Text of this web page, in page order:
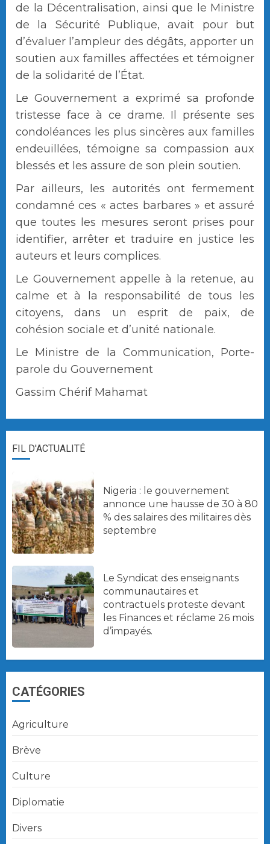
de la Décentralisation, ainsi que le Ministre
de la Sécurité Publique, avait pour but
d’évaluer l’ampleur des dégâts, apporter un
soutien aux familles affectées et témoigner
de la solidarité de l’État.
Le Gouvernement a exprimé sa profonde
tristesse face à ce drame. Il présente ses
condoléances les plus sincères aux familles
endeuillées, témoigne sa compassion aux
blessés et les assure de son plein soutien.
Par ailleurs, les autorités ont fermement
condamné ces « actes barbares » et assuré
que toutes les mesures seront prises pour
identifier, arrêter et traduire en justice les
auteurs et leurs complices.
Le Gouvernement appelle à la retenue, au
calme et à la responsabilité de tous les
citoyens, dans un esprit de paix, de
cohésion sociale et d’unité nationale.
Le Ministre de la Communication, Porte-
parole du Gouvernement
Gassim Chérif Mahamat
FIL D'ACTUALITÉ
Nigeria : le gouvernement
annonce une hausse de 30 à 80
% des salaires des militaires dès
septembre
Le Syndicat des enseignants
communautaires et
contractuels proteste devant
les Finances et réclame 26 mois
d’impayés.
CATÉGORIES
Agriculture
Brève
Culture
Diplomatie
Divers